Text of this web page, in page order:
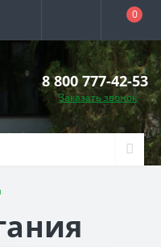
0
8 800 777-42-53
Заказать звонок